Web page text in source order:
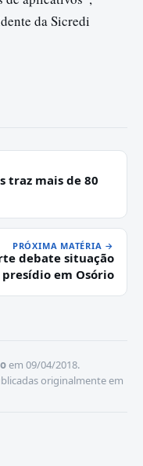
da Sicredi
traz mais de 80
PRÓXIMA MATÉRIA →
debate situação
presídio em Osório
em 09/04/2018.
originalmente em